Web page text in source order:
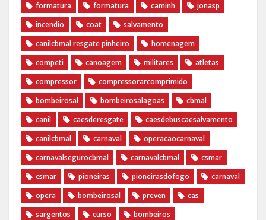
formatura
formatura caminh
jonasp
incendio
coat
salvamento
canilcbmal resgate pinheiro
homenagem
competi
canoagem militares
atletas
compressor
compressorarcomprimido
bombeirosal
bombeirosalagoas
cbmal
canil
caesderesgate
caesdebuscaesalvamento
canilcbmal
carnaval
operacaocarnaval
carnavalsegurocbmal
carnavalcbmal
csmar
csmar
pioneiras pioneirasdofogo
carnaval
opera
bombeirosal preven
cas
sargentos
curso
bombeiros